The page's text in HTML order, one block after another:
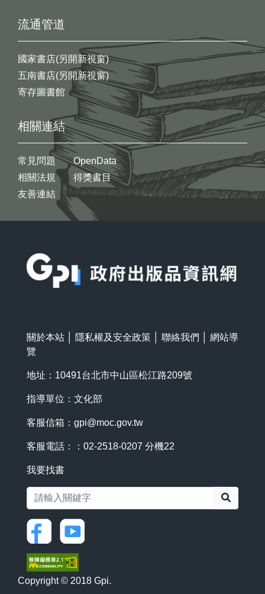
流通管道
國家書店(另開新視窗)
五南書店(另開新視窗)
寄存圖書館
相關連結
常見問題
相關法規
友善連結
OpenData
得獎書目
關於本站 隱私權及安全政策 聯絡我們
網站導
覽
地址：10491台北市中山區松江路209號
指導單位：文化部
客服信箱： gpi@moc.gov.tw
客服電話：：02-2518-0207 分機22
我要找書
Copyright © 2018 Gpi.